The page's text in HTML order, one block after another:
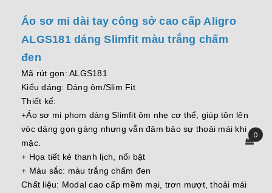
0
Áo sơ mi dài tay công sở cao cấp Aligro
ALGS181 dáng Slimfit màu trắng chấm
đen
Mã rút gọn: ALGS181
Kiểu dáng: Dáng ôm/Slim Fit
Thiết kế:
+Áo sơ mi phom dáng Slimfit ôm nhẹ cơ thể, giúp tôn lên
vóc dáng gọn gàng nhưng vẫn đảm bảo sự thoải mái khi
mặc.
+ Họa tiết kẻ thanh lịch, nổi bật
+ Màu sắc: màu trắng chấm đen
Chất liệu: Modal cao cấp mềm mại, trơn mượt, thoải mái